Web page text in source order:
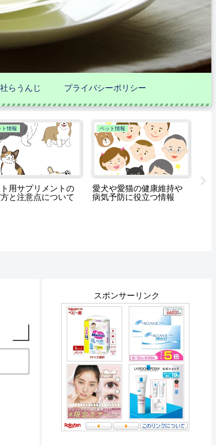
らうんじ プライバシーポリシー
ト情報
用サプリメントの
と注意点について
ペット情報
愛犬や愛猫の健康維持や
病気予防に役立つ情報
スポンサーリンク